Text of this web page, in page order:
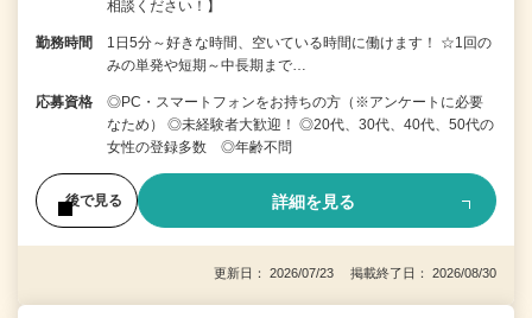
相談ください！】
勤務時間
1日5分～好きな時間、空いている時間に働けます！ ☆1回の
みの単発や短期～中長期まで…
応募資格
◎PC・スマートフォンをお持ちの方（※アンケートに必要
なため） ◎未経験者大歓迎！ ◎20代、30代、40代、50代の
女性の登録多数 ◎年齢不問
後で見る 詳細を見る
更新日： 2026/07/23 掲載終了日： 2026/08/30